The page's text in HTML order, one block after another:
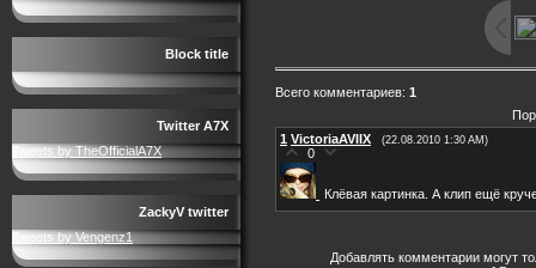
Block title
Twitter A7X
Tweets by TheOfficialA7X
ZackyV twitter
Tweets by Vengenz1
Всего комментариев: 1
1 VictoriaAVIIX (22.08.2010 1:30 AM)
0
Клёвая картинка. А клип ещё
Добавлять комментарии могут